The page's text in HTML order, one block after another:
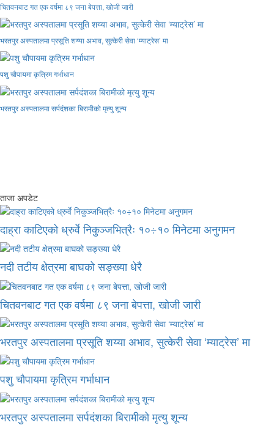
चितवनबाट गत एक वर्षमा ८९ जना बेपत्ता, खोजी जारी
भरतपुर अस्पतालमा प्रसूति शय्या अभाव, सुत्केरी सेवा ‘म्याट्रेस’ मा
पशु चौपायमा कृत्रिम गर्भाधान
भरतपुर अस्पतालमा सर्पदंशका बिरामीको मृत्यु शून्य
ताजा अपडेट
दाह्रा काटिएको ध्रुर्वे निकुञ्जभित्रैः १०÷१० मिनेटमा अनुगमन
नदी तटीय क्षेत्रमा बाघको सङ्ख्या धेरै
चितवनबाट गत एक वर्षमा ८९ जना बेपत्ता, खोजी जारी
भरतपुर अस्पतालमा प्रसूति शय्या अभाव, सुत्केरी सेवा ‘म्याट्रेस’ मा
पशु चौपायमा कृत्रिम गर्भाधान
भरतपुर अस्पतालमा सर्पदंशका बिरामीको मृत्यु शून्य